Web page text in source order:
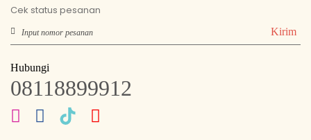
Cek status pesanan
Kirim
Hubungi
08118899912